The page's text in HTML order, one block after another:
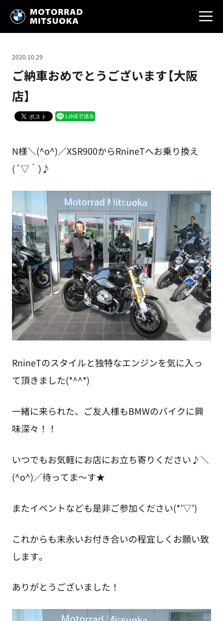
ご納車おめでとうございます【大阪
店】
2020.10.29
N様＼(^o^)／XSR900からRnineTへお乗り換え
(´▽｀)♪
RnineTのスタイルと独特なエンジンを気に入っ
て頂きました(*^^*)
一緒に来られた、ご友人様もBMWのバイクに興
味深々！！
いつでもお気軽にお店にお立ち寄りください♪＼
(^o^)／待ってま～す★
またイベントなども是非ご参加ください(*’▽’)
これからも末永いお付き合いの程宜しくお願い致
します。
ありがとうございました！